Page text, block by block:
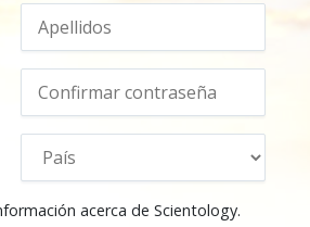
acerca de Scientology.